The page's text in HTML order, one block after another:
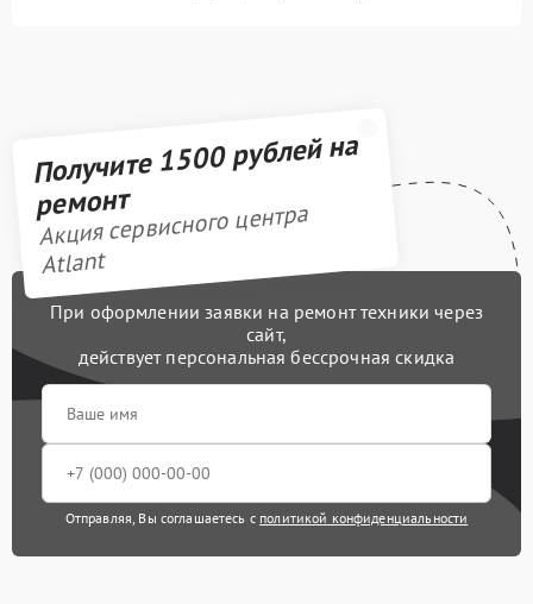
Получите 1500 рублей на
ремонт
Акция сервисного центра
Atlant
При оформлении заявки на ремонт техники через
сайт,
действует персональная бессрочная скидка
Отправляя, Вы соглашаетесь с политикой конфиденциальности